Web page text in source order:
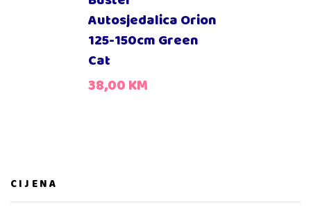
CIJENA
Autosjedalica Orion
125-150cm Green
Cat
38,00KM